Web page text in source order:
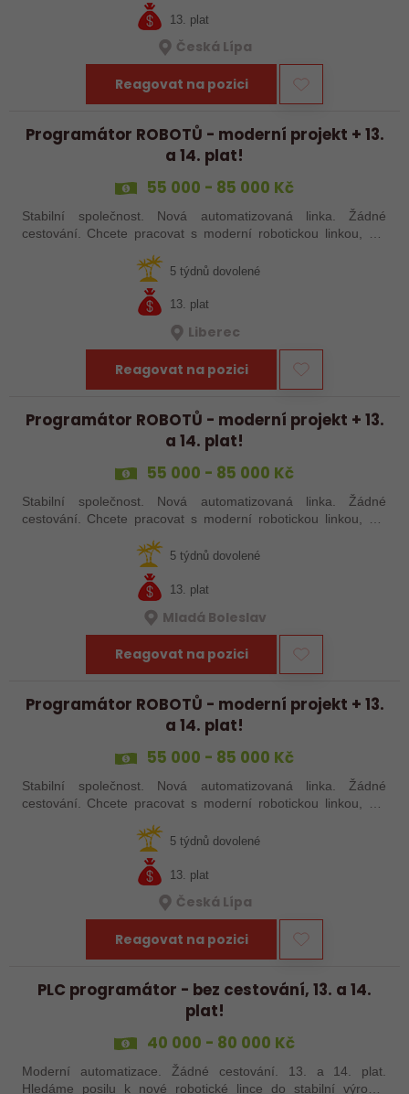
13. plat
Česká Lípa
Reagovat na pozici
Programátor ROBOTŮ - moderní projekt + 13.
a 14. plat!
55 000 - 85 000 Kč
Stabilní společnost. Nová automatizovaná linka. Žádné
cestování. Chcete pracovat s moderní robotickou linkou, ale
šikovné absolventy…
5 týdnů dovolené
13. plat
Liberec
Reagovat na pozici
Programátor ROBOTŮ - moderní projekt + 13.
a 14. plat!
55 000 - 85 000 Kč
Stabilní společnost. Nová automatizovaná linka. Žádné
cestování. Chcete pracovat s moderní robotickou linkou, ale
šikovné absolventy…
5 týdnů dovolené
13. plat
Mladá Boleslav
Reagovat na pozici
Programátor ROBOTŮ - moderní projekt + 13.
a 14. plat!
55 000 - 85 000 Kč
Stabilní společnost. Nová automatizovaná linka. Žádné
cestování. Chcete pracovat s moderní robotickou linkou, ale
šikovné absolventy…
5 týdnů dovolené
13. plat
Česká Lípa
Reagovat na pozici
PLC programátor - bez cestování, 13. a 14.
plat!
40 000 - 80 000 Kč
Moderní automatizace. Žádné cestování. 13. a 14. plat.
Hledáme posilu k nové robotické lince do stabilní výrobní